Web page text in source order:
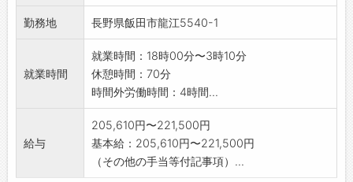
※雇用条件等の詳細については面接時に説明い
たします。
勤務地 長野県飯田市龍江5540-1
就業時間
就業時間：18時00分〜3時10分
休憩時間：70分
時間外労働時間：4時間...
給与
205,610円〜221,500円
基本給：205,610円〜221,500円
（その他の手当等付記事項）...